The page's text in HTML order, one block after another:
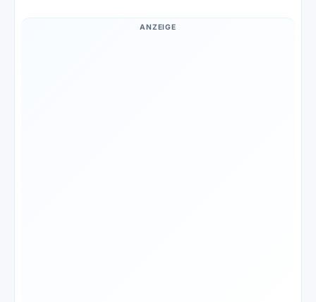
ANZEIGE